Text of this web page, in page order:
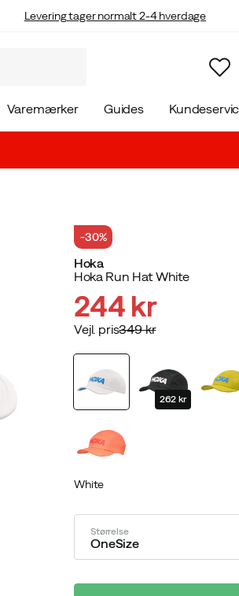
Levering tager normalt 2-4 hverdage
Varemærker Guides
-30%
Hoka
Hoka Run Hat White
discounted
price
244 kr
original
price
Vejl. pris349 kr
262 kr
White
Størrelse
OneSize